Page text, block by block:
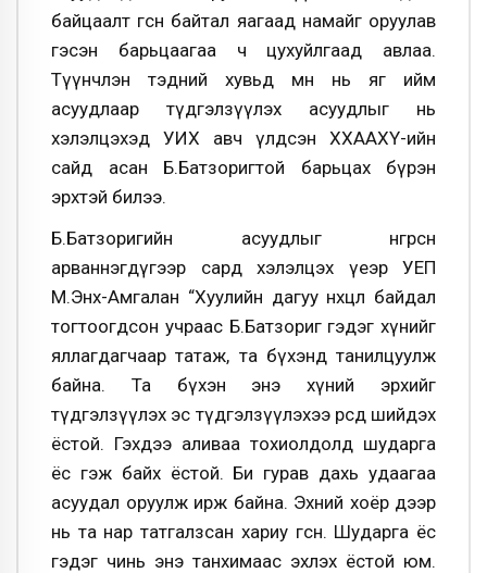
байцаалт өгсөн байтал яагаад намайг оруулав
гэсэн барьцаагаа ч цухуйлгаад авлаа.
Түүнчлэн тэдний хувьд өмнө нь яг ийм
асуудлаар түдгэлзүүлэх асуудлыг нь
хэлэлцэхэд УИХ авч үлдсэн ХХААХҮ-ийн
сайд асан Б.Батзоригтой барьцах бүрэн
эрхтэй билээ.
Б.Батзоригийн асуудлыг өнгөрсөн
арваннэгдүгээр сард хэлэлцэх үеэр УЕП
М.Энх-Амгалан “Хуулийн дагуу нөхцөл байдал
тогтоогдсон учраас Б.Батзориг гэдэг хүнийг
яллагдагчаар татаж, та бүхэнд танилцуулж
байна. Та бүхэн энэ хүний эрхийг
түдгэлзүүлэх эс түдгэлзүүлэхээ өөрсдөө шийдэх
ёстой. Гэхдээ аливаа тохиолдолд шударга
ёс гэж байх ёстой. Би гурав дахь удаагаа
асуудал оруулж ирж байна. Эхний хоёр дээр
нь та нар татгалзсан хариу өгсөн. Шударга ёс
гэдэг чинь энэ танхимаас эхлэх ёстой юм.